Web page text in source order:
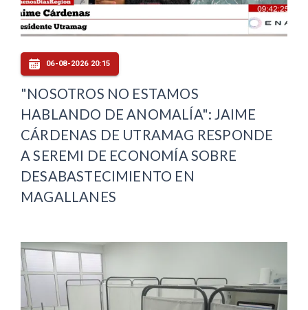
06-08-2026 20:15
"NOSOTROS NO ESTAMOS
HABLANDO DE ANOMALÍA": JAIME
CÁRDENAS DE UTRAMAG RESPONDE
A SEREMI DE ECONOMÍA SOBRE
DESABASTECIMIENTO EN
MAGALLANES